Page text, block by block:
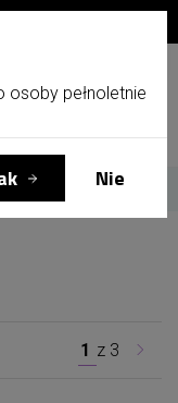
Koszyk (0)
1 z 3
pełnoletnie
Nie